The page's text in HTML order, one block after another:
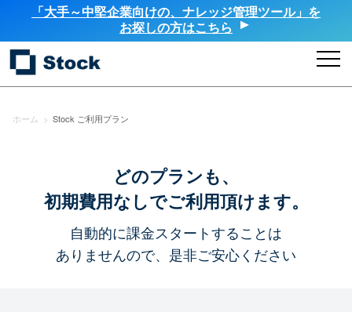
「大手～中堅企業向けの、ナレッジ管理ツール」を
お探しの方はこちら
ホーム > Stock ご利用プラン
どのプランも、
初期費用なしでご利用頂けます。
自動的に課金スタートすることは
ありませんので、是非ご安心ください